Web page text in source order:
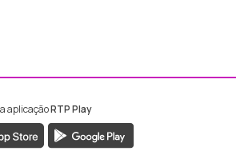
Madeira
aplicaçãoRTP Play